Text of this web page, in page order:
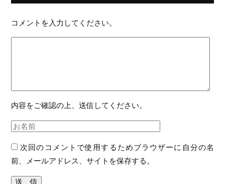
コメントを入力してください。
内容をご確認の上、送信してください。
次回のコメントで使用するためブラウザーに自分の名
前、メールアドレス、サイトを保存する。